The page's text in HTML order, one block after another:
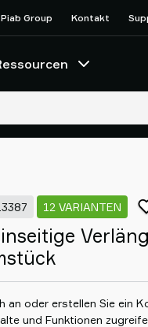
Piab Group Kontakt
12 VARIANTEN
an oder erstellen Sie ein
und Funktionen